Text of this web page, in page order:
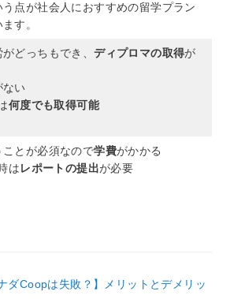
う点が社会人におすすめの留学プラン
す。
どっちもでき、ディプロマの取得が
ない
何度でも取得可能
とが必須なので学費がかかる
はレポートの提出が必要
ナダCoopは失敗？】メリットとデメリッ